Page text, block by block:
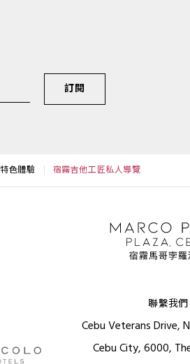
訂閱
特色體驗 宿霧吉他工匠私人導覽
聯繫我們
Cebu Veterans Drive,
Cebu City, 6000,